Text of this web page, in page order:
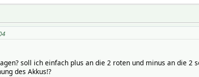
soll ich einfach plus an die 2 roten und minus an die 2
des Akkus!?